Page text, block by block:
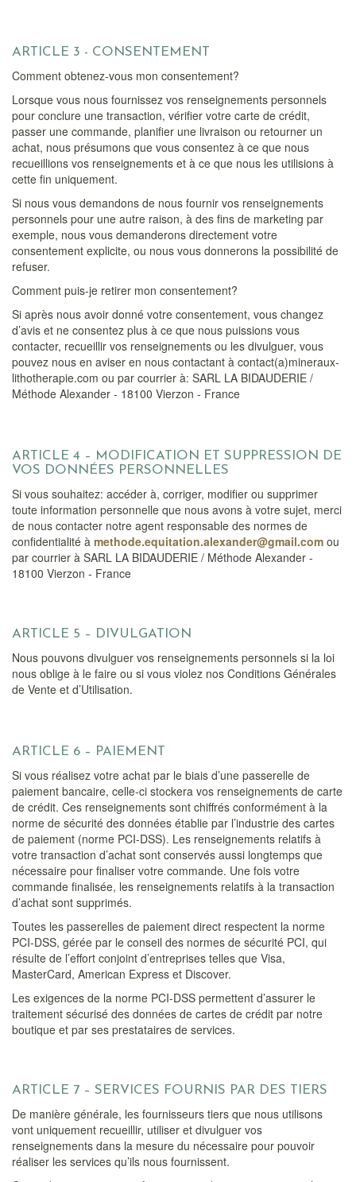
ARTICLE 3 - CONSENTEMENT
Comment obtenez-vous mon consentement?
Lorsque vous nous fournissez vos renseignements personnels
pour conclure une transaction, vérifier votre carte de crédit,
passer une commande, planifier une livraison ou retourner un
achat, nous présumons que vous consentez à ce que nous
recueillions vos renseignements et à ce que nous les utilisions à
cette fin uniquement.
Si nous vous demandons de nous fournir vos renseignements
personnels pour une autre raison, à des fins de marketing par
exemple, nous vous demanderons directement votre
consentement explicite, ou nous vous donnerons la possibilité de
refuser.
Comment puis-je retirer mon consentement?
Si après nous avoir donné votre consentement, vous changez
d’avis et ne consentez plus à ce que nous puissions vous
contacter, recueillir vos renseignements ou les divulguer, vous
pouvez nous en aviser en nous contactant à contact(a)mineraux-
lithotherapie.com ou par courrier à: SARL LA BIDAUDERIE /
Méthode Alexander - 18100 Vierzon - France
ARTICLE 4 – MODIFICATION ET SUPPRESSION DE
VOS DONNÉES PERSONNELLES
Si vous souhaitez: accéder à, corriger, modifier ou supprimer
toute information personnelle que nous avons à votre sujet, merci
de nous contacter notre agent responsable des normes de
confidentialité à methode.equitation.alexander@gmail.com ou
par courrier à SARL LA BIDAUDERIE / Méthode Alexander -
18100 Vierzon - France
ARTICLE 5 – DIVULGATION
Nous pouvons divulguer vos renseignements personnels si la loi
nous oblige à le faire ou si vous violez nos Conditions Générales
de Vente et d’Utilisation.
ARTICLE 6 – PAIEMENT
Si vous réalisez votre achat par le biais d’une passerelle de
paiement bancaire, celle-ci stockera vos renseignements de carte
de crédit. Ces renseignements sont chiffrés conformément à la
norme de sécurité des données établie par l’industrie des cartes
de paiement (norme PCI-DSS). Les renseignements relatifs à
votre transaction d’achat sont conservés aussi longtemps que
nécessaire pour finaliser votre commande. Une fois votre
commande finalisée, les renseignements relatifs à la transaction
d’achat sont supprimés.
Toutes les passerelles de paiement direct respectent la norme
PCI-DSS, gérée par le conseil des normes de sécurité PCI, qui
résulte de l’effort conjoint d’entreprises telles que Visa,
MasterCard, American Express et Discover.
Les exigences de la norme PCI-DSS permettent d’assurer le
traitement sécurisé des données de cartes de crédit par notre
boutique et par ses prestataires de services.
ARTICLE 7 – SERVICES FOURNIS PAR DES TIERS
De manière générale, les fournisseurs tiers que nous utilisons
vont uniquement recueillir, utiliser et divulguer vos
renseignements dans la mesure du nécessaire pour pouvoir
réaliser les services qu’ils nous fournissent.